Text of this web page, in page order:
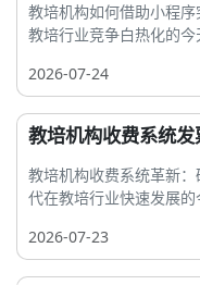
教培机构如何借助小程
教培行业竞争白热化的
2026-07-24
教培机构收费系统发
教培机构收费系统革新
代在教培行业快速发展
2026-07-23